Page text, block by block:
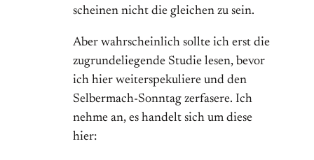
scheinen nicht die gleichen zu sein.
Aber wahrscheinlich sollte ich erst die
zugrundeliegende Studie lesen, bevor
ich hier weiterspekuliere und den
Selbermach-Sonntag zerfasere. Ich
nehme an, es handelt sich um diese
hier: